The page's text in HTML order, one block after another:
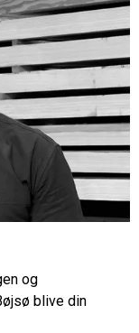
og
blive din